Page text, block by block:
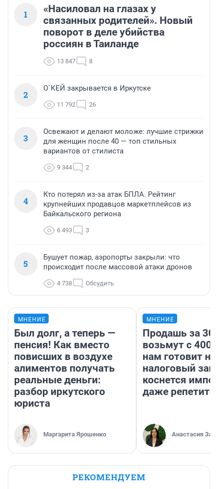
1
«Насиловал на глазах у
связанных родителей». Новый
поворот в деле убийства
россиян в Таиланде
13 847 8
2
О`КЕЙ закрывается в Иркутске
11 792 26
3
Освежают и делают моложе: лучшие стрижки
для женщин после 40 — топ стильных
вариантов от стилиста
9 344 2
4
Кто потерял из-за атак БПЛА. Рейтинг
крупнейших продавцов маркетплейсов из
Байкальского региона
6 493 3
5
Бушует пожар, аэропорты закрыли: что
происходит после массовой атаки дронов
4 738 Обсудить
МНЕНИЕ
Был долг, а теперь —
пенсия! Как вместо
повисших в воздухе
алиментов получать
реальные деньги:
разбор иркутского
юриста
Маргарита Ярошенко
МНЕНИЕ
Продашь за
возьмут с
нам готовит
налоговый
коснется
даже
Анастасия
РЕКОМЕНДУЕМ